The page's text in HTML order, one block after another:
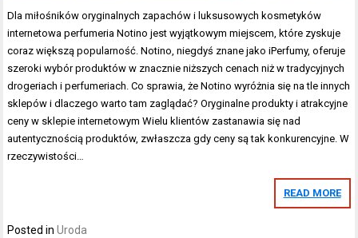
Dla miłośników oryginalnych zapachów i luksusowych kosmetyków
internetowa perfumeria Notino jest wyjątkowym miejscem, które zyskuje
coraz większą popularność. Notino, niegdyś znane jako iPerfumy, oferuje
szeroki wybór produktów w znacznie niższych cenach niż w tradycyjnych
drogeriach i perfumeriach. Co sprawia, że Notino wyróżnia się na tle innych
sklepów i dlaczego warto tam zaglądać? Oryginalne produkty i atrakcyjne
ceny w sklepie internetowym Wielu klientów zastanawia się nad
autentycznością produktów, zwłaszcza gdy ceny są tak konkurencyjne. W
rzeczywistości…
READ MORE
Posted inUroda